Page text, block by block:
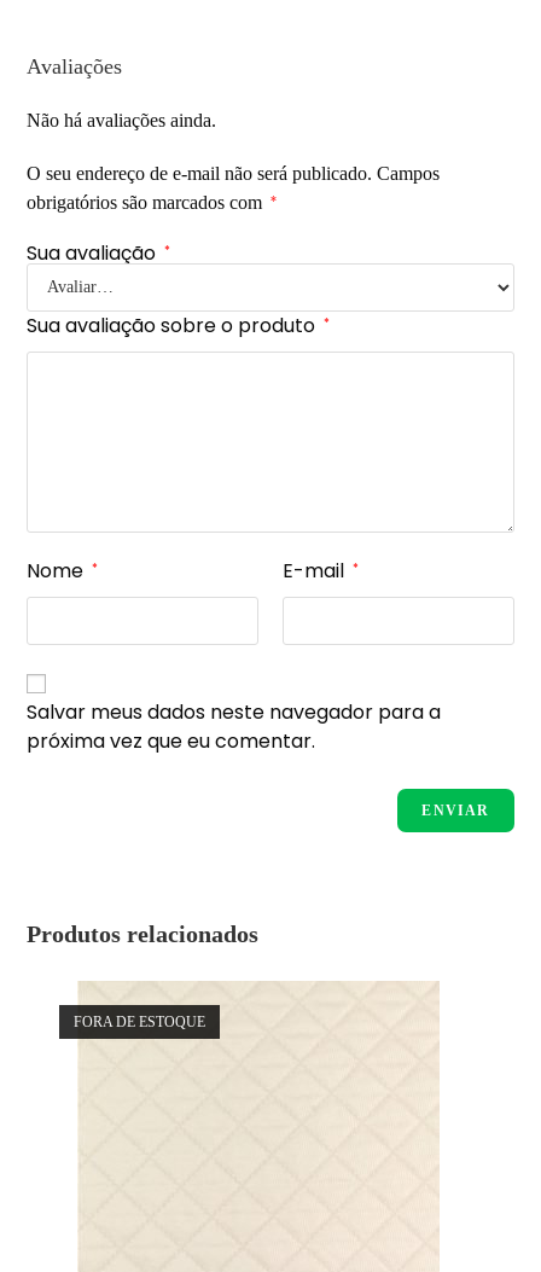
Avaliações
Não há avaliações ainda.
O seu endereço de e-mail não será publicado. Campos
obrigatórios são marcados com
*
Sua avaliação *
Sua avaliação sobre o produto *
Nome * E-mail *
Salvar meus dados neste navegador para a
próxima vez que eu comentar.
Produtos relacionados
FORA DE ESTOQUE